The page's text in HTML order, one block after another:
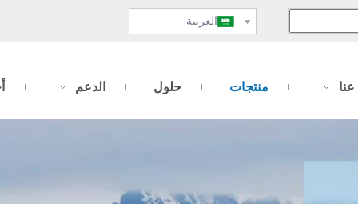
العربية
منتجات حلول الدعم